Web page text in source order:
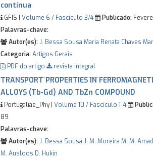
contínua
GFIS | Volume 6 / Fascículo 3/4 Publicado:
Palavras-chave:
Autor(es): J. Bessa Sousa Maria Renata Chaves
Categoria: Artigos Gerais
PDF do artigo
revista integral
TRANSPORT PROPERTIES IN
ALLOYS (Tb-Gd) AND TbZn COMPOUND
Portugaliae_Phy | Volume 10 / Fascículo 1-4
89
Palavras-chave:
Autor(es): J. Bessa Sousa J. M. Moreira M. M.
M. Ausloos D. Hukin